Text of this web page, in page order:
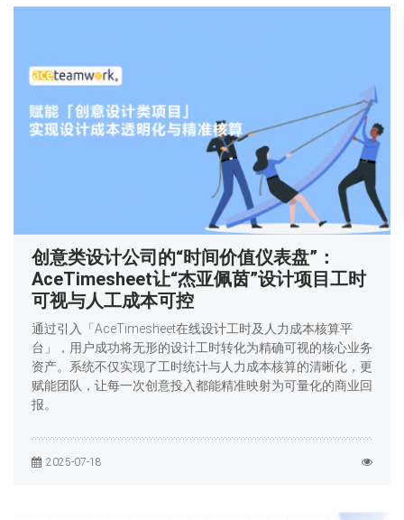
创意类设计公司的“时间价值仪表盘”：
AceTimesheet让“杰亚佩茵”设计项目工时
可视与人工成本可控
通过引入「AceTimesheet在线设计工时及人力成本核算平
台」，用户成功将无形的设计工时转化为精确可视的核心业务
资产。系统不仅实现了工时统计与人力成本核算的清晰化，更
赋能团队，让每一次创意投入都能精准映射为可量化的商业回
报。
2025-07-18